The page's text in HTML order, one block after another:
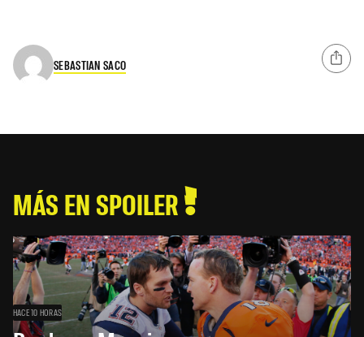
SEBASTIAN SACO
MÁS EN SPOILER
HACE 10 HORAS